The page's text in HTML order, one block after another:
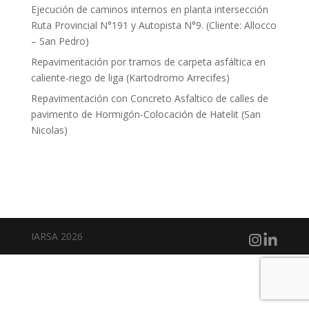
Ejecución de caminos internos en planta intersección
Ruta Provincial N°191 y Autopista N°9. (Cliente: Allocco
– San Pedro)
Repavimentación por tramos de carpeta asfáltica en
caliente-riego de liga (Kartodromo Arrecifes)
Repavimentación con Concreto Asfaltico de calles de
pavimento de Hormigón-Colocación de Hatelit (San
Nicolas)
IARSA 2026